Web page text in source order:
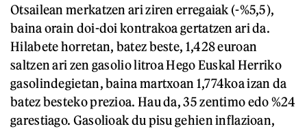
Otsailean merkatzen ari ziren erregaiak (-%5,5),
baina orain doi-doi kontrakoa gertatzen ari da.
Hilabete horretan, batez beste, 1,428 euroan
saltzen ari zen gasolio litroa Hego Euskal Herriko
gasolindegietan, baina martxoan 1,774koa izan da
batez besteko prezioa. Hau da, 35 zentimo edo %24
garestiago. Gasolioak du pisu gehien inflazioan,